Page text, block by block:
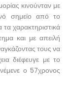
κινούνταν με
σημείο από το
χαρακτηριστικά
και με απειλή
τους να
διέφευγε με το
ο 57χρονος